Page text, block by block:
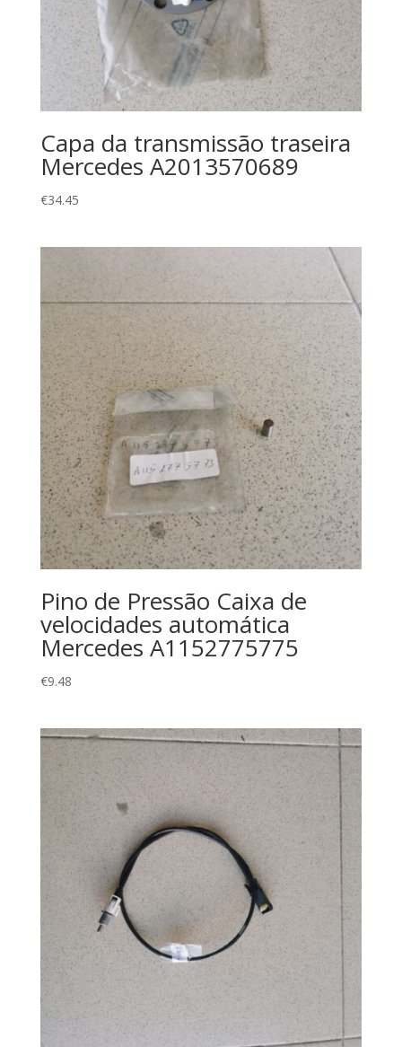
Capa da transmissão traseira
Mercedes A2013570689
€34.45
Pino de Pressão Caixa de
velocidades automática
Mercedes A1152775775
€9.48